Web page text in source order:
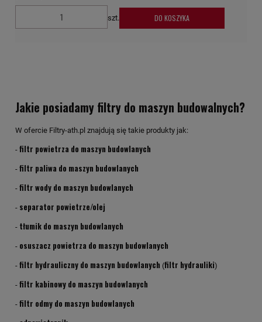
szt. DO KOSZYKA
Jakie posiadamy filtry do maszyn budowalnych?
W ofercie Filtry-ath.pl znajdują się takie produkty jak:
- filtr powietrza do maszyn budowlanych
- filtr paliwa do maszyn budowlanych
- filtr wody do maszyn budowlanych
- separator powietrze/olej
- tłumik do maszyn budowlanych
- osuszacz powietrza do maszyn budowlanych
- filtr hydrauliczny do maszyn budowlanych (filtr hydrauliki)
- filtr kabinowy do maszyn budowlanych
- filtr odmy do maszyn budowlanych